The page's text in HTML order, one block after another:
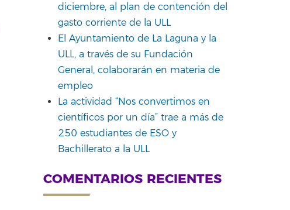
diciembre, al plan de contención del
gasto corriente de la ULL
El Ayuntamiento de La Laguna y la
ULL, a través de su Fundación
General, colaborarán en materia de
empleo
La actividad “Nos convertimos en
científicos por un día” trae a más de
250 estudiantes de ESO y
Bachillerato a la ULL
COMENTARIOS RECIENTES